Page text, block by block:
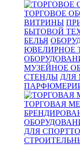
ТОРГОВОЕ
ВИТРИНЫ
БЫТОВОЙ
БЕЛЬЯ
ЮВЕЛИРНОЕ
МУЗЕЙНОЕ
СТЕНДЫ ДЛЯ
ТОРГОВАЯ
ДЛЯ